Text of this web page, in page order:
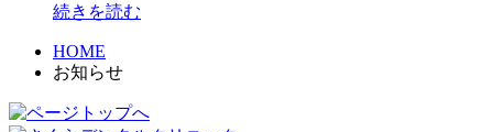
続きを読む
HOME
お知らせ